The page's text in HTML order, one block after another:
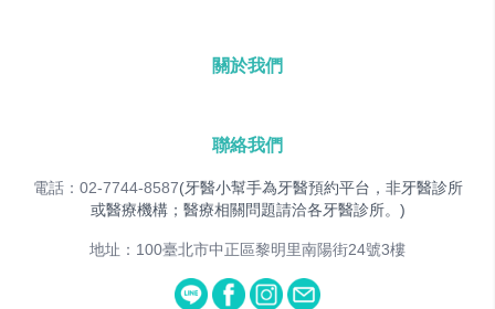
關於我們
聯絡我們
電話：02-7744-8587(牙醫小幫手為牙醫預約平台，非牙醫診所
或醫療機構；醫療相關問題請洽各牙醫診所。)
地址：100臺北市中正區黎明里南陽街24號3樓